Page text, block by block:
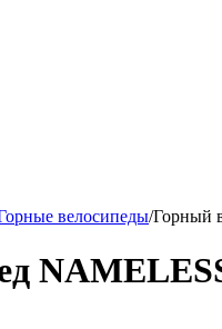
велосипеды/Горный